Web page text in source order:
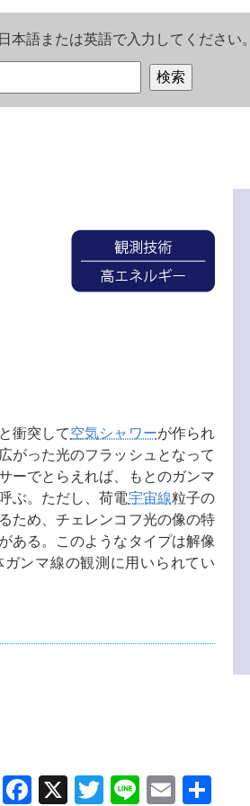
語または英語で入力してください。
衝突して空気シャワーが作られ
がった光のフラッシュとなって
ーでとらえれば、もとのガンマ
ぶ。ただし、荷電宇宙線粒子の
ため、チェレンコフ光の像の特
ある。このようなタイプは解像
ンマ線の観測に用いられてい
Facebook
X TwitterLineEmail